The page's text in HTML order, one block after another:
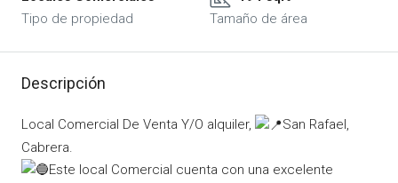
Tipo de propiedad
Tamaño de área
Descripción
Local Comercial De Venta Y/O alquiler,
San Rafael,
Cabrera.
Este local Comercial cuenta con una excelente